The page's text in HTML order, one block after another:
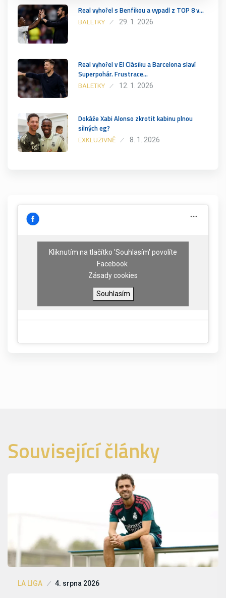
Real vyhořel s Benfikou a vypadl z TOP 8 v…
BALETKY 29. 1. 2026
Real vyhořel v El Clásiku a Barcelona slaví
Superpohár. Frustrace…
BALETKY 12. 1. 2026
Dokáže Xabi Alonso zkrotit kabinu plnou
silných eg?
EXKLUZIVNĚ 8. 1. 2026
Kliknutím na tlačítko 'Souhlasím' povolíte
Facebook
Zásady cookies
Souhlasím
Související články
LA LIGA 4. srpna 2026